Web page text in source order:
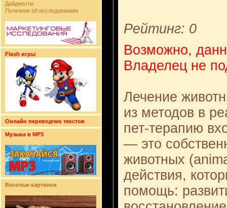
Дайджесты
Полезное об исследованиях
Flash игры
Онлайн переводчик текстов
Музыка в MP3
Веселые картинки
Рейтинг: 0
Возможно,
Владелец не
Лечение
из методов в
пет-терапию
— это
животных
действия,
помощь: